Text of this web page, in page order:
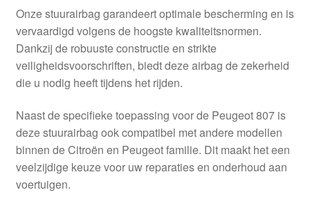
Klachtenprocedure
Levering
Mijn account
Over ons
Privacybeleid
Wereldwijde verzending
Onze stuurairbag garandeert optimale bescherming en is
vervaardigd volgens de hoogste kwaliteitsnormen.
Dankzij de robuuste constructie en strikte
veiligheidsvoorschriften, biedt deze airbag de zekerheid
die u nodig heeft tijdens het rijden.
Naast de specifieke toepassing voor de Peugeot 807 is
deze stuurairbag ook compatibel met andere modellen
binnen de Citroën en Peugeot familie. Dit maakt het een
veelzijdige keuze voor uw reparaties en onderhoud aan
voertuigen.